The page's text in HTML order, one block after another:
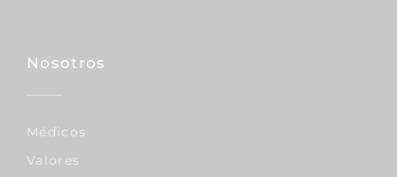
Nosotros
Médicos
Valores